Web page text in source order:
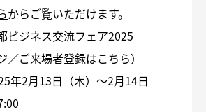
からご覧いただけます。
ビジネス交流フェア2025
／ご来場者登録はこちら）
年2月13日（木）～2月14日